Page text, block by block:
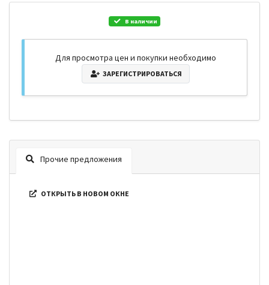
В наличии
Для просмотра цен и покупки необходимо
ЗАРЕГИСТРИРОВАТЬСЯ
Прочие предложения
ОТКРЫТЬ В НОВОМ ОКНЕ